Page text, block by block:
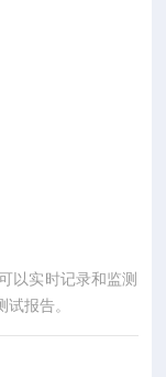
以实时记录和监测
报告。